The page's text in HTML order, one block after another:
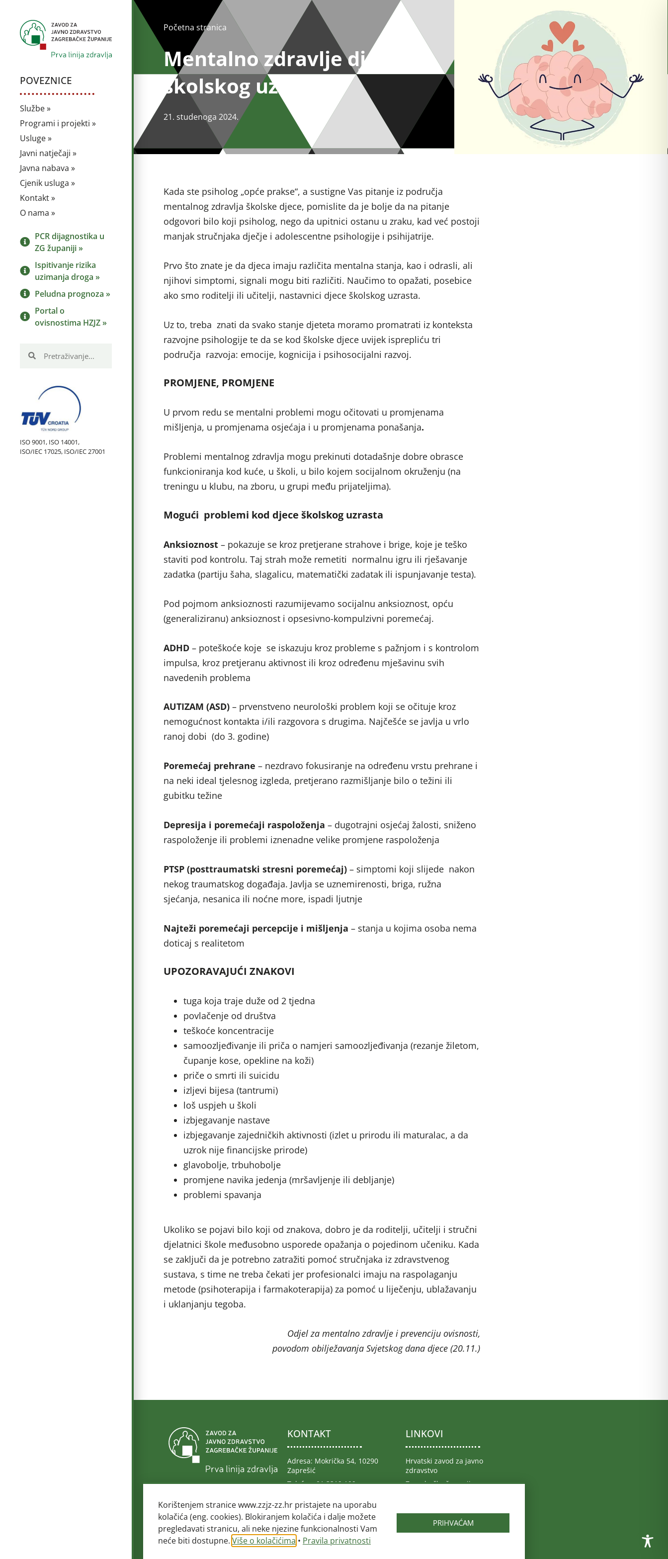
POVEZNICE
Službe »
Programi i projekti »
Usluge »
Javni natječaji »
Javna nabava »
Cjenik usluga »
Kontakt »
O nama »
PCR dijagnostika u
ZG županiji »
Ispitivanje rizika
uzimanja droga »
Peludna prognoza »
Portal o
ovisnostima HZJZ »
ISO 9001, ISO 14001,
ISO/IEC 17025, ISO/IEC 27001
Početna stranica
Mentalno zdravlje djece
školskog uzrasta
21. studenoga 2024.
Kada ste psiholog „opće prakse“, a sustigne Vas pitanje iz područja
mentalnog zdravlja školske djece, pomislite da je bolje da na pitanje
odgovori bilo koji psiholog, nego da upitnici ostanu u zraku, kad već postoji
manjak stručnjaka dječje i adolescentne psihologije i psihijatrije.
Prvo što znate je da djeca imaju različita mentalna stanja, kao i odrasli, ali
njihovi simptomi, signali mogu biti različiti. Naučimo to opažati, posebice
ako smo roditelji ili učitelji, nastavnici djece školskog uzrasta.
Uz to, treba znati da svako stanje djeteta moramo promatrati iz konteksta
razvojne psihologije te da se kod školske djece uvijek isprepliću tri
područja razvoja: emocije, kognicija i psihosocijalni razvoj.
PROMJENE, PROMJENE
U prvom redu se mentalni problemi mogu očitovati u promjenama
mišljenja, u promjenama osjećaja i u promjenama ponašanja.
Problemi mentalnog zdravlja mogu prekinuti dotadašnje dobre obrasce
funkcioniranja kod kuće, u školi, u bilo kojem socijalnom okruženju (na
treningu u klubu, na zboru, u grupi među prijateljima).
Mogući problemi kod djece školskog uzrasta
Anksioznost– pokazuje se kroz pretjerane strahove i brige, koje je teško
staviti pod kontrolu. Taj strah može remetiti normalnu igru ili rješavanje
zadatka (partiju šaha, slagalicu, matematički zadatak ili ispunjavanje testa).
Pod pojmom anksioznosti razumijevamo socijalnu anksioznost, opću
(generaliziranu) anksioznost i opsesivno-kompulzivni poremećaj.
ADHD– poteškoće koje se iskazuju kroz probleme s pažnjom i s kontrolom
impulsa, kroz pretjeranu aktivnost ili kroz određenu mješavinu svih
navedenih problema
AUTIZAM (ASD)– prvenstveno neurološki problem koji se očituje kroz
nemogućnost kontakta i/ili razgovora s drugima. Najčešće se javlja u vrlo
ranoj dobi (do 3. godine)
Poremećaj prehrane – nezdravo fokusiranje na određenu vrstu prehrane i
na neki ideal tjelesnog izgleda, pretjerano razmišljanje bilo o težini ili
gubitku težine
Depresija i poremećaji raspoloženja – dugotrajni osjećaj žalosti, sniženo
raspoloženje ili problemi iznenadne velike promjene raspoloženja
PTSP (posttraumatski stresni poremećaj)– simptomi koji slijede nakon
nekog traumatskog događaja. Javlja se uznemirenosti, briga, ružna
sjećanja, nesanica ili noćne more, ispadi ljutnje
Najteži poremećaji percepcije i mišljenja – stanja u kojima osoba nema
doticaj s realitetom
UPOZORAVAJUĆI ZNAKOVI
tuga koja traje duže od 2 tjedna
povlačenje od društva
teškoće koncentracije
samoozljeđivanje ili priča o namjeri samoozljeđivanja (rezanje žiletom,
čupanje kose, opekline na koži)
priče o smrti ili suicidu
izljevi bijesa (tantrumi)
loš uspjeh u školi
izbjegavanje nastave
izbjegavanje zajedničkih aktivnosti (izlet u prirodu ili maturalac, a da
uzrok nije financijske prirode)
glavobolje, trbuhobolje
promjene navika jedenja (mršavljenje ili debljanje)
problemi spavanja
Ukoliko se pojavi bilo koji od znakova, dobro je da roditelji, učitelji i stručni
djelatnici škole međusobno usporede opažanja o pojedinom učeniku. Kada
se zaključi da je potrebno zatražiti pomoć stručnjaka iz zdravstvenog
sustava, s time ne treba čekati jer profesionalci imaju na raspolaganju
metode (psihoterapija i farmakoterapija) za pomoć u liječenju, ublažavanju
i uklanjanju tegoba.
Odjel za mentalno zdravlje i prevenciju ovisnosti,
povodom obilježavanja Svjetskog dana djece (20.11.)
KONTAKT
Adresa: Mokrička 54, 10290
Zaprešić
Telefon: 01 3319 109
Email:
rh.zz-zjzz
@ofni
LINKOVI
Hrvatski zavod za javno
zdravstvo
Zagrebačka županija
Hrvatski zavod za zdravstveno
Korištenjem stranice www.zzjz-zz.hr pristajete na uporabu
kolačića (eng. cookies). Blokiranjem kolačića i dalje možete
pregledavati stranicu, ali neke njezine funkcionalnosti Vam
neće biti dostupne. Više o kolačićima • Pravila privatnosti
PRIHVAĆAM